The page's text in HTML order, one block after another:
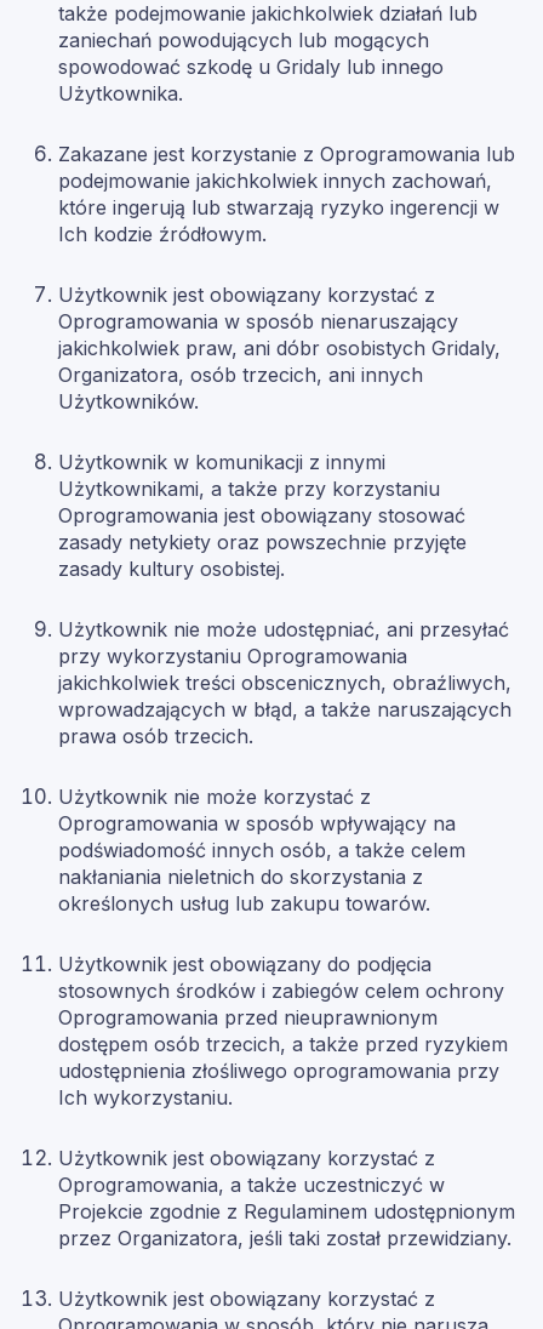
także podejmowanie jakichkolwiek działań lub
zaniechań powodujących lub mogących
spowodować szkodę u Gridaly lub innego
Użytkownika.
Zakazane jest korzystanie z Oprogramowania lub
podejmowanie jakichkolwiek innych zachowań,
które ingerują lub stwarzają ryzyko ingerencji w
Ich kodzie źródłowym.
Użytkownik jest obowiązany korzystać z
Oprogramowania w sposób nienaruszający
jakichkolwiek praw, ani dóbr osobistych Gridaly,
Organizatora, osób trzecich, ani innych
Użytkowników.
Użytkownik w komunikacji z innymi
Użytkownikami, a także przy korzystaniu
Oprogramowania jest obowiązany stosować
zasady netykiety oraz powszechnie przyjęte
zasady kultury osobistej.
Użytkownik nie może udostępniać, ani przesyłać
przy wykorzystaniu Oprogramowania
jakichkolwiek treści obscenicznych, obraźliwych,
wprowadzających w błąd, a także naruszających
prawa osób trzecich.
Użytkownik nie może korzystać z
Oprogramowania w sposób wpływający na
podświadomość innych osób, a także celem
nakłaniania nieletnich do skorzystania z
określonych usług lub zakupu towarów.
Użytkownik jest obowiązany do podjęcia
stosownych środków i zabiegów celem ochrony
Oprogramowania przed nieuprawnionym
dostępem osób trzecich, a także przed ryzykiem
udostępnienia złośliwego oprogramowania przy
Ich wykorzystaniu.
Użytkownik jest obowiązany korzystać z
Oprogramowania, a także uczestniczyć w
Projekcie zgodnie z Regulaminem udostępnionym
przez Organizatora, jeśli taki został przewidziany.
Użytkownik jest obowiązany korzystać z